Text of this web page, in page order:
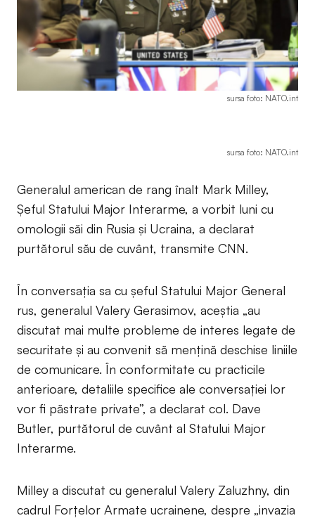
sursa foto: NATO.int
sursa foto: NATO.int
Generalul american de rang înalt Mark Milley,
Şeful Statului Major Interarme, a vorbit luni cu
omologii săi din Rusia și Ucraina, a declarat
purtătorul său de cuvânt, transmite CNN.
În conversația sa cu șeful Statului Major General
rus, generalul Valery Gerasimov, aceștia „au
discutat mai multe probleme de interes legate de
securitate și au convenit să mențină deschise liniile
de comunicare. În conformitate cu practicile
anterioare, detaliile specifice ale conversației lor
vor fi păstrate private”, a declarat col. Dave
Butler, purtătorul de cuvânt al Statului Major
Interarme.
Milley a discutat cu generalul Valery Zaluzhny, din
cadrul Forțelor Armate ucrainene, despre „invazia